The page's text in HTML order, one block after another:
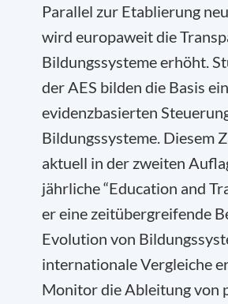
Parallel zur Etablierung
wird europaweit die
Bildungssysteme erhöht.
der AES bilden die Basis
evidenzbasierten
Bildungssysteme. Diesem
aktuell in der zweiten
jährliche “Education and
er eine zeitübergreifende
Evolution von
internationale Vergleiche
Monitor die Ableitung von